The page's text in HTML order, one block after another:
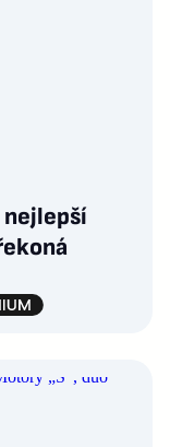
nejlepší